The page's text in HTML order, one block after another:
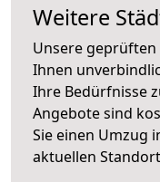
Weitere
Unsere
Ihnen
Ihre Bedürfnisse
Angebote sind
Sie einen Umzug
aktuellen